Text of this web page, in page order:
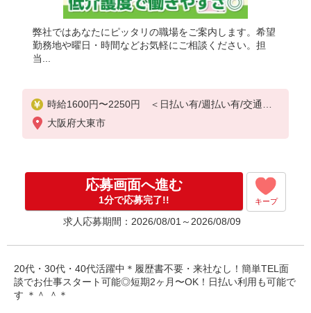
弊社ではあなたにピッタリの職場をご案内します。希望
勤務地や曜日・時間などお気軽にご相談ください。担
当...
時給1600円〜2250円 ＜日払い有/週払い有/交通費
全支給(ガソリン代含む)＞
大阪府大東市
応募画面へ進む
1分で応募完了!! キープ
求人応募期間：2026/08/01～2026/08/09
20代・30代・40代活躍中＊履歴書不要・来社なし！簡単TEL面
談でお仕事スタート可能◎短期2ヶ月〜OK！日払い利用も可能で
す ＊＾ ＾＊